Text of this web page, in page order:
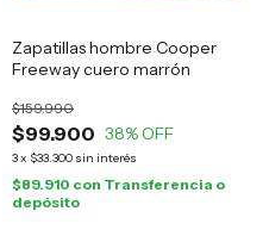
Zapatillas hombre Cooper
Freeway cuero marrón
$99.900
$159.990
38% OFF
3x $33.300 sin interés
$89.910 con Transferencia o
depósito